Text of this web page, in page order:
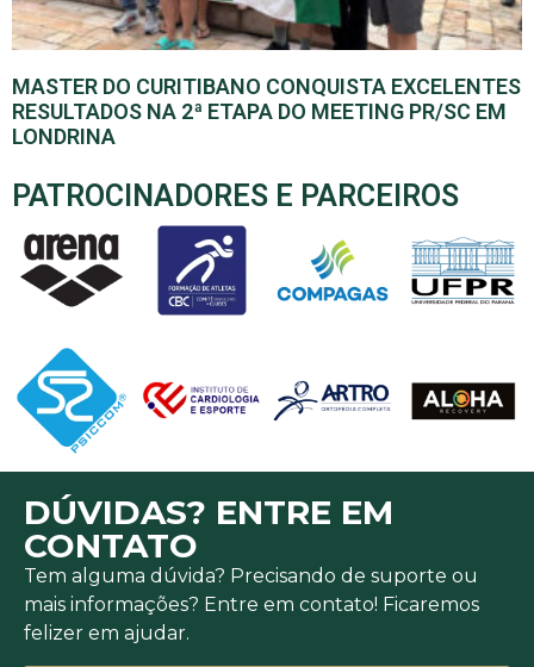
MASTER DO CURITIBANO CONQUISTA EXCELENTES
RESULTADOS NA 2ª ETAPA DO MEETING PR/SC EM
LONDRINA
PATROCINADORES E PARCEIROS
DÚVIDAS? ENTRE EM
CONTATO
Tem alguma dúvida? Precisando de suporte ou
mais informações? Entre em contato! Ficaremos
felizer em ajudar.